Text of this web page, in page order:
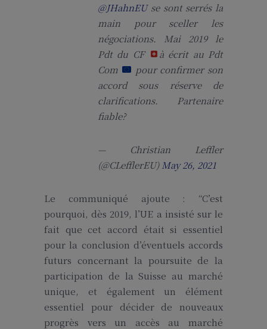
@JHahnEUse sont serrés la
main pour sceller les
négociations. Mai 2019 le
Pdt du CF
à écrit au Pdt
Com
pour confirmer son
accord sous réserve de
clarifications. Partenaire
fiable?
— Christian Leffler
(@CLefflerEU) May 26, 2021
Le communiqué ajoute : “C’est
pourquoi, dès 2019, l’UE a insisté sur le
fait que cet accord était si essentiel
pour la conclusion d’éventuels accords
futurs concernant la poursuite de la
participation de la Suisse au marché
unique, et également un élément
essentiel pour décider de nouveaux
progrès vers un accès au marché